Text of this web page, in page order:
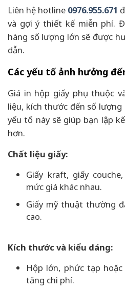
Liên hệ hotline 0976.955.671
và gợi ý thiết kế miễn phí.
hàng số lượng lớn sẽ được
dẫn.
Các yếu tố ảnh hưởng
Giá in hộp giấy phụ thuộc
liệu, kích thước đến số
yếu tố này sẽ giúp bạn lập
hơn.
Chất liệu giấy:
Giấy kraft, giấy
mức giá khác nhau.
Giấy mỹ thuật thường
cao.
Kích thước và kiểu dáng:
Hộp lớn, phức tạp
tăng chi phí.